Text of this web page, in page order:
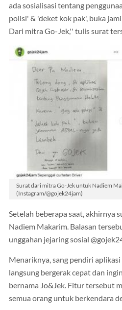
ada sosialisasi tentang
polisi' & 'deket kok pak', buka
Dari mitra Go-Jek,'' tulis surat
Surat dari mitra Go-Jek untuk Nadiem
(Instagram/@gojek24jam)
Setelah beberapa saat, akhirnya
Nadiem Makarim. Balasan
unggahan jejaring sosial
Menariknya, sang pendiri
langsung bergerak cepat dan
bernama Jo&Jek. Fitur tersebut
semua orang untuk berkendara